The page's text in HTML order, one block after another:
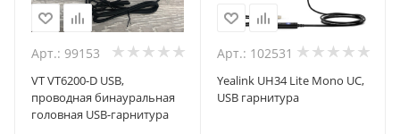
Арт.: 99153
VT VT6200-D USB,
проводная бинауральная
головная USB-гарнитура
Арт.: 102531
Yealink UH34 Lite Mono UC,
USB гарнитура